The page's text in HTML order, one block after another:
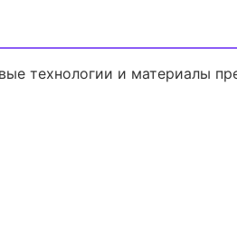
технологии и материалы